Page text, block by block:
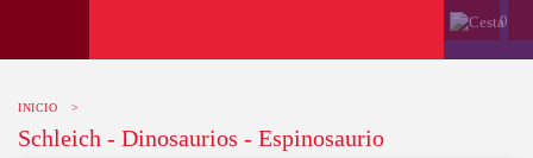
0
INICIO >
Schleich - Dinosaurios - Espinosaurio